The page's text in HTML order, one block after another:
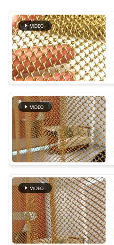
て
工
場
ツ
ア
ー
品
質
管
理